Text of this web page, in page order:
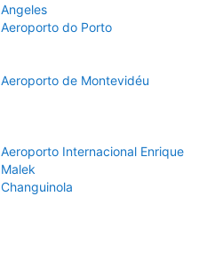
Angeles
Aeroporto do Porto
Aeroporto de Montevidéu
Aeroporto Internacional Enrique
Malek
Changuinola